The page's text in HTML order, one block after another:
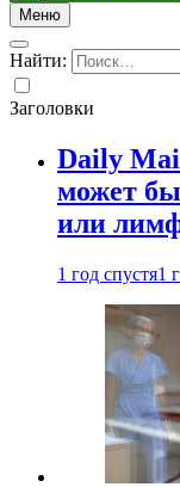
Меню
Найти:
Заголовки
Daily
может
или
1 год спустя1